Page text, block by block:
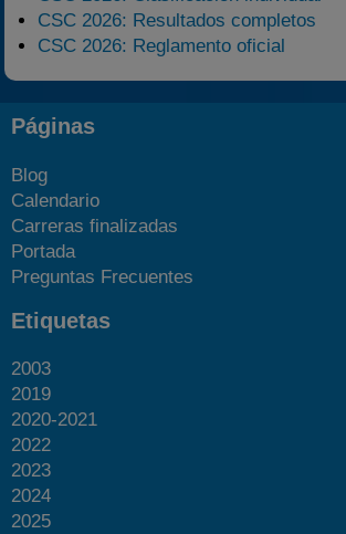
CSC 2026: Resultados completos
CSC 2026: Reglamento oficial
Páginas
Blog
Calendario
Carreras finalizadas
Portada
Preguntas Frecuentes
Etiquetas
2003
2019
2020-2021
2022
2023
2024
2025